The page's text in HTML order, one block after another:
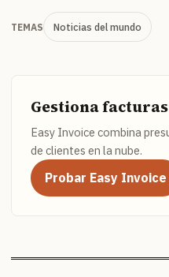
TEMAS Noticias del mundo
Gestiona
Easy Invoice combina
de clientes en la nube.
Probar Easy Invoice